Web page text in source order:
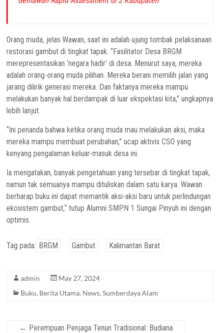
Orang muda, jelas Wawan, saat ini adalah ujung tombak pelaksanaan
restorasi gambut di tingkat tapak. “Fasilitator Desa BRGM
merepresentasikan ‘negara hadir’ di desa. Menurut saya, mereka
adalah orang-orang muda pilihan. Mereka berani memilih jalan yang
jarang dilirik generasi mereka. Dan faktanya mereka mampu
melakukan banyak hal berdampak di luar ekspektasi kita,” ungkapnya
lebih lanjut.
“Ini penanda bahwa ketika orang muda mau melakukan aksi, maka
mereka mampu membuat perubahan,” ucap aktivis CSO yang
kenyang pengalaman keluar-masuk desa ini.
Ia mengatakan, banyak pengetahuan yang tersebar di tingkat tapak,
namun tak semuanya mampu dituliskan dalam satu karya. Wawan
berharap buku ini dapat memantik aksi-aksi baru untuk perlindungan
ekosistem gambut,“ tutup Alumni SMPN 1 Sungai Pinyuh ini dengan
optimis.
Tag pada: BRGM Gambut Kalimantan Barat
admin
May 27, 2024
Buku, Berita Utama, News,Sumberdaya Alam
← Perempuan Penjaga Tenun Tradisional: Budiana